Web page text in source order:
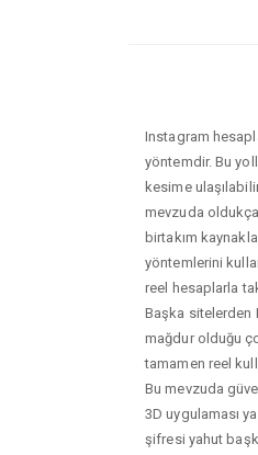
Instagram
yöntemdir. Bu
kesime
mevzuda
birtakım
yöntemlerini
reel hesaplarla
Başka sitelerden
mağdur olduğu
tamamen reel
Bu mevzuda
3D uygulaması
şifresi yahut